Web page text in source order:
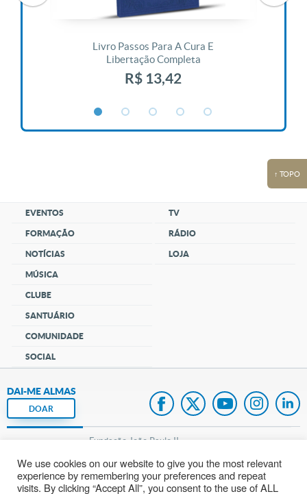
Livro Passos Para A Cura E
Libertação Completa
R$ 13,42
↑ TOPO
EVENTOS
FORMAÇÃO
NOTÍCIAS
MÚSICA
CLUBE
SANTUÁRIO
COMUNIDADE
SOCIAL
TV
RÁDIO
LOJA
DAI-ME ALMAS
DOAR
Fundação João Paulo II
Pedido de Oração
We use cookies on our website to give you the most relevant
experience by remembering your preferences and repeat
visits. By clicking “Accept All”, you consent to the use of ALL